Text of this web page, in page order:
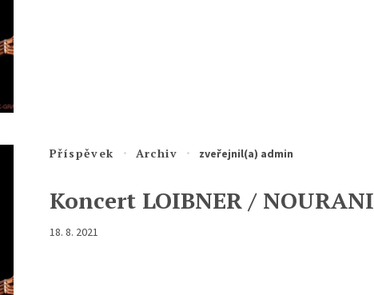
Příspěvek Archiv zveřejnil(a) admin
Koncert LOIBNER / NOURANI
18. 8. 2021